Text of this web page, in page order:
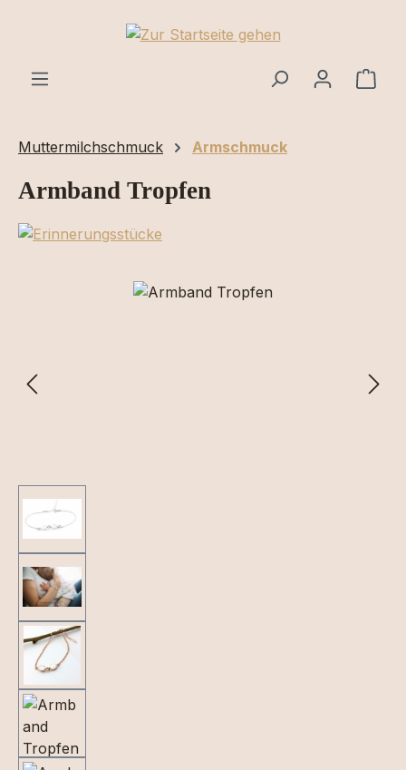
Zum Hauptinhalt springen
Muttermilchschmuck Armschmuck
Armband Tropfen
Bildergalerie überspringen